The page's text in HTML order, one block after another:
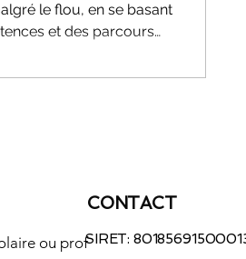
le flou, en se basant
et des parcours
un avenir qui a du
ou prof
CONTACT
SIRET: